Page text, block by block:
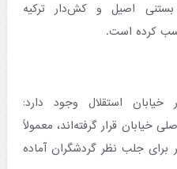
اصیل و کش‌دار ترکیه
استقلال وجود دارد:
خیابان قرار گرفته‌اند، معمولاً
برای جلب نظر گردشگران آماده